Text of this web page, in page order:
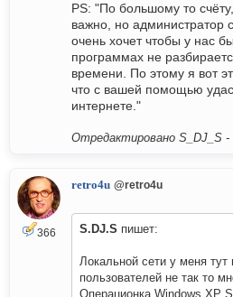
PS: "По большому то
важно, но администратор
очень хочет чтобы у нас
программах не
времени. По этому я вот
что с вашей помощью
интернете."
Отредактировано S_DJ_S -
366
retro4u @retro4u
S.DJ.S пишет:
Локальной сети у меня тут
пользователей не так то
Операционка Windows XP